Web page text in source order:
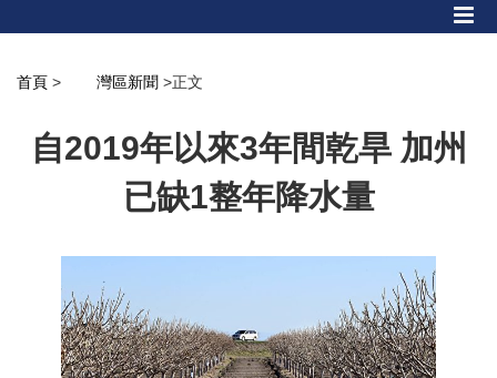
首頁 > 灣區新聞 >正文
自2019年以來3年間乾旱 加州
已缺1整年降水量